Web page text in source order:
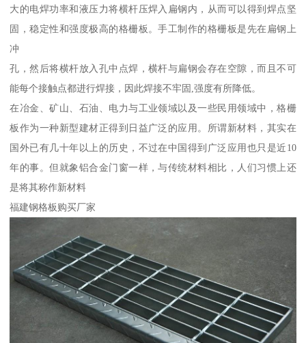
大的电焊功率和液压力将横杆压焊入扁钢内，从而可以得到焊点坚
固，稳定性和强度极高的格栅板。手工制作的格栅板是先在扁钢上
冲
孔，然后将横杆放入孔中点焊，横杆与扁钢会存在空隙，而且不可
能每个接触点都进行焊接，因此焊接不牢固,强度有所降低。
在冶金、矿山、石油、电力与工业领域以及一些民用领域中，格栅
板作为一种新型建材正得到日益广泛的应用。所谓新材料，其实在
国外已有几十年以上的历史，不过在中国得到广泛应用也只是近10
年的事。但就象铝合金门窗一样，与传统材料相比，人们习惯上还
是将其称作新材料
福建钢格板购买厂家